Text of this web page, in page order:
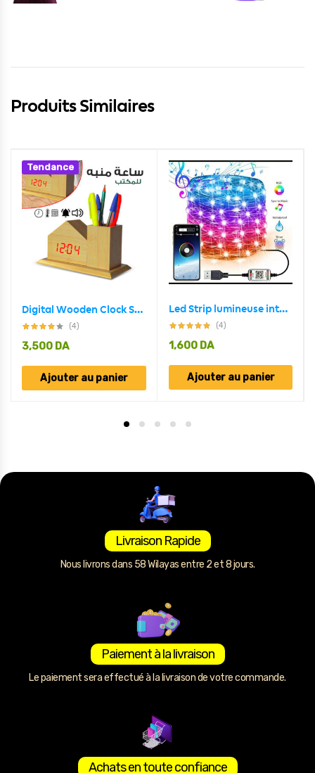
Produits Similaires
Tendance
Digital Wooden Clock Sound Control VST-879
(4)
3,500 DA
Ajouter au panier
Led Strip lumineuse intelligente 5M USB Bluetooth pour décoration
(4)
1,600 DA
Ajouter au panier
Livraison Rapide
Nous livrons dans 58 Wilayas entre 2 et 8 jours.
Paiement à la livraison
Le paiement sera effectué à la livraison de votre commande.
Achats en toute confiance